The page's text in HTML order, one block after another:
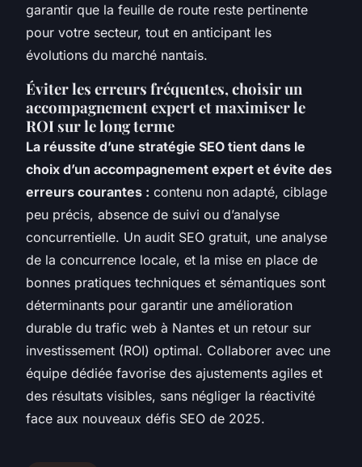
garantir que la feuille de route reste pertinente
pour votre secteur, tout en anticipant les
évolutions du marché nantais.
Éviter les erreurs fréquentes, choisir un
accompagnement expert et maximiser le
ROI sur le long terme
La réussite d’une stratégie SEO tient dans le
choix d’un accompagnement expert et évite des
erreurs courantes : contenu non adapté, ciblage
peu précis, absence de suivi ou d’analyse
concurrentielle. Un audit SEO gratuit, une analyse
de la concurrence locale, et la mise en place de
bonnes pratiques techniques et sémantiques sont
déterminants pour garantir une amélioration
durable du trafic web à Nantes et un retour sur
investissement (ROI) optimal. Collaborer avec une
équipe dédiée favorise des ajustements agiles et
des résultats visibles, sans négliger la réactivité
face aux nouveaux défis SEO de 2025.